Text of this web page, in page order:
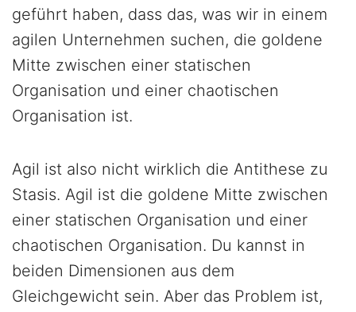
geführt haben, dass das, was wir in einem
agilen Unternehmen suchen, die goldene
Mitte zwischen einer statischen
Organisation und einer chaotischen
Organisation ist.
Agil ist also nicht wirklich die Antithese zu
Stasis. Agil ist die goldene Mitte zwischen
einer statischen Organisation und einer
chaotischen Organisation. Du kannst in
beiden Dimensionen aus dem
Gleichgewicht sein. Aber das Problem ist,